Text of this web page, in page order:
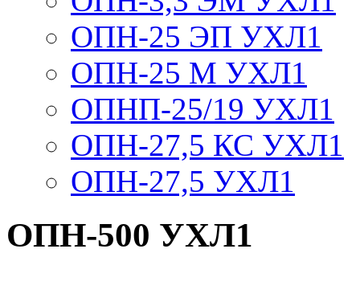
ОПН-25 ЭП УХЛ1
ОПН-25 М УХЛ1
ОПНП-25/19 УХЛ1
ОПН-27,5 КС УХЛ1
ОПН-27,5 УХЛ1
ОПН-500 УХЛ1